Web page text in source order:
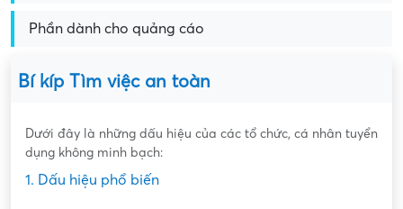
Phần dành cho quảng cáo
Bí kíp Tìm việc an toàn
Dưới đây là những dấu hiệu của các tổ chức, cá nhân tuyển
dụng không minh bạch:
1. Dấu hiệu phổ biến